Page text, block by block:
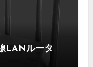
LANルータ